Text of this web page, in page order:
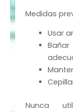
Medidas
Usar
Nunca